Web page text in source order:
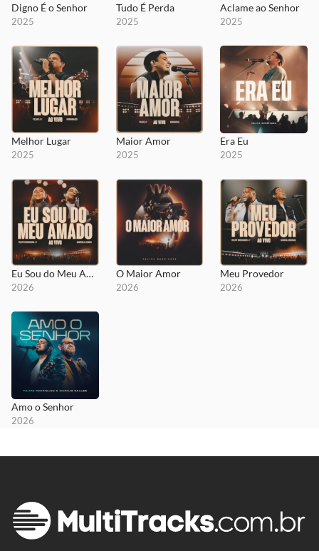
Digno É o Senhor
2025
Tudo É Perda
2025
Aclame ao Senhor
2025
Melhor Lugar
2025
Maior Amor
2025
Era Eu
2025
Eu Sou do Meu Amado
2026
O Maior Amor
2026
Meu Provedor
2026
Amo o Senhor
2026